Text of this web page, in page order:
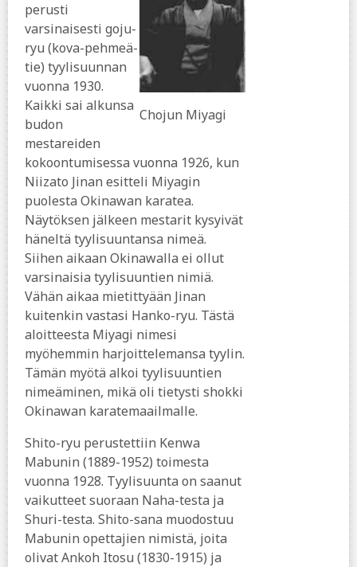
Chojun Miyagi
perusti
varsinaisesti goju-
ryu (kova-pehmeä-
tie) tyylisuunnan
vuonna 1930.
Kaikki sai alkunsa
budon
mestareiden
kokoontumisessa vuonna 1926, kun
Niizato Jinan esitteli Miyagin
puolesta Okinawan karatea.
Näytöksen jälkeen mestarit kysyivät
häneltä tyylisuuntansa nimeä.
Siihen aikaan Okinawalla ei ollut
varsinaisia tyylisuuntien nimiä.
Vähän aikaa mietittyään Jinan
kuitenkin vastasi Hanko-ryu. Tästä
aloitteesta Miyagi nimesi
myöhemmin harjoittelemansa tyylin.
Tämän myötä alkoi tyylisuuntien
nimeäminen, mikä oli tietysti shokki
Okinawan karatemaailmalle.
Shito-ryu perustettiin Kenwa
Mabunin (1889-1952) toimesta
vuonna 1928. Tyylisuunta on saanut
vaikutteet suoraan Naha-testa ja
Shuri-testa. Shito-sana muodostuu
Mabunin opettajien nimistä, joita
olivat Ankoh Itosu (1830-1915) ja